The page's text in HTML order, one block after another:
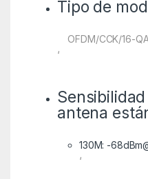
Tipo de
OFDM/CCK/16-
‘
antena
130M: -
‘